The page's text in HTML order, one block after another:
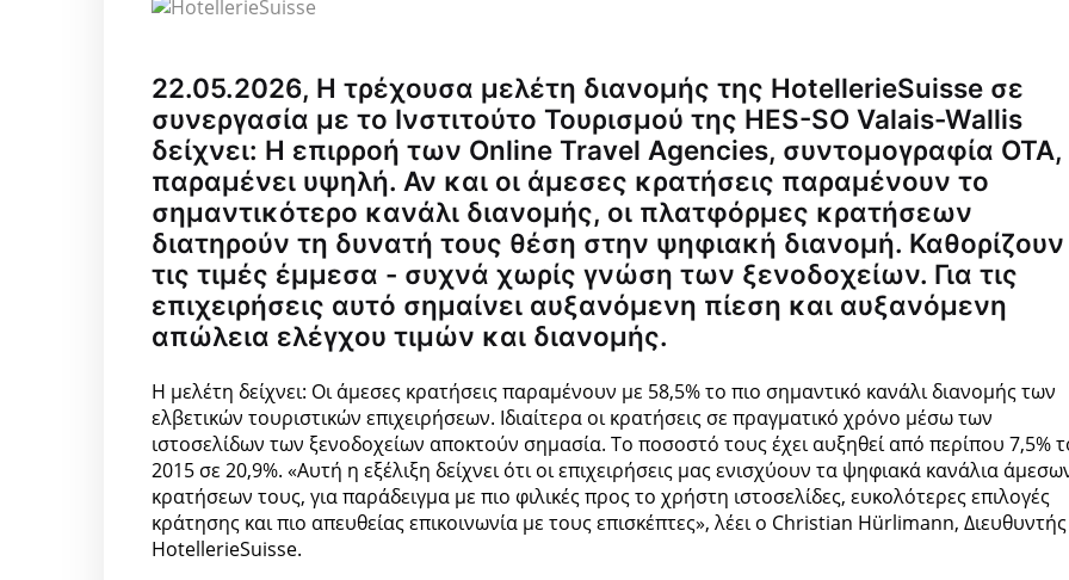
22.05.2026, Η τρέχουσα μελέτη διανομής της HotellerieSuisse σε
συνεργασία με το Ινστιτούτο Τουρισμού της HES-SO Valais-Wallis
δείχνει: Η επιρροή των Online Travel Agencies, συντομογραφία OTA,
παραμένει υψηλή. Αν και οι άμεσες κρατήσεις παραμένουν το
σημαντικότερο κανάλι διανομής, οι πλατφόρμες κρατήσεων
διατηρούν τη δυνατή τους θέση στην ψηφιακή διανομή. Καθορίζουν
τις τιμές έμμεσα - συχνά χωρίς γνώση των ξενοδοχείων. Για τις
επιχειρήσεις αυτό σημαίνει αυξανόμενη πίεση και αυξανόμενη
απώλεια ελέγχου τιμών και διανομής.
Η μελέτη δείχνει: Οι άμεσες κρατήσεις παραμένουν με 58,5% το πιο σημαντικό κανάλι διανομής των
ελβετικών τουριστικών επιχειρήσεων. Ιδιαίτερα οι κρατήσεις σε πραγματικό χρόνο μέσω των
ιστοσελίδων των ξενοδοχείων αποκτούν σημασία. Το ποσοστό τους έχει αυξηθεί από περίπου 7,5%
2015 σε 20,9%. «Αυτή η εξέλιξη δείχνει ότι οι επιχειρήσεις μας ενισχύουν τα ψηφιακά κανάλια
κρατήσεων τους, για παράδειγμα με πιο φιλικές προς το χρήστη ιστοσελίδες, ευκολότερες επιλογές
κράτησης και πιο απευθείας επικοινωνία με τους επισκέπτες», λέει ο Christian Hürlimann,
HotellerieSuisse.